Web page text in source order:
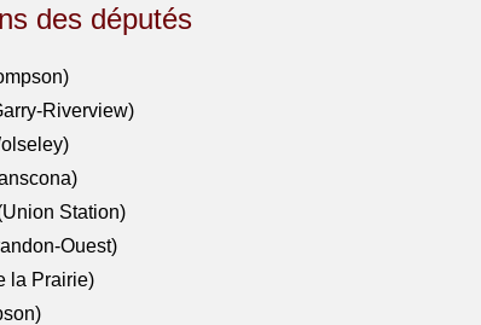
des députés
Riverview)
Station)
Ouest)
la Prairie)